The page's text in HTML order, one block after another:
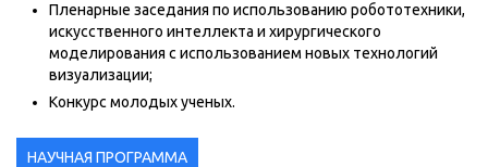
Пленарные заседания по использованию робототехники,
искусственного интеллекта и хирургического
моделирования с использованием новых технологий
визуализации;
Конкурс молодых ученых.
НАУЧНАЯ ПРОГРАММА